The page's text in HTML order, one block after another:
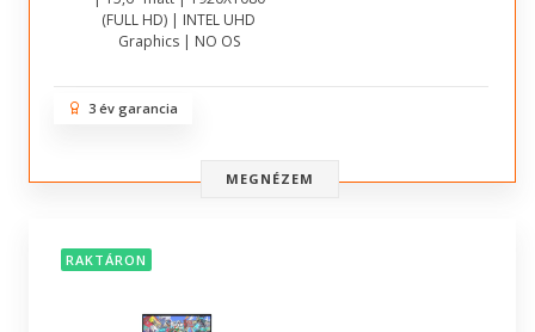
(FULL HD) | INTEL UHD
Graphics | NO OS
3 év garancia
MEGNÉZEM
RAKTÁRON